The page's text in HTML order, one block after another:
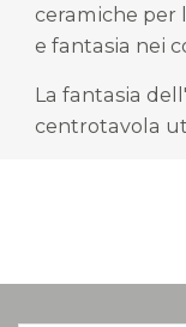
ceramiche per
e fantasia nei
La fantasia
centrotavola